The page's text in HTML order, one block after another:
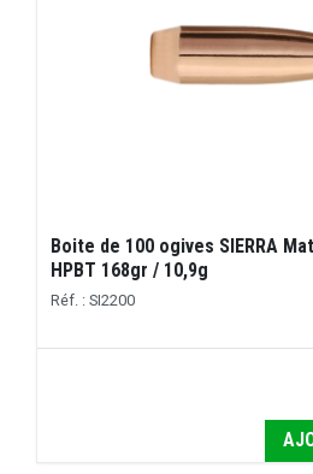
Boite de 100 ogives SIERRA
HPBT 168gr / 10,9g
Réf. : SI2200